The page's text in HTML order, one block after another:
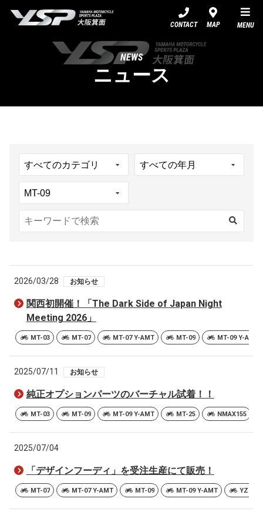
CONTACT MAP MENU
NEWS
ニュース
2026/03/28 お知らせ
関西初開催！「The Dark Side of Japan Night
Meeting 2026」
MT-03 MT-07 MT-07 Y-AMT MT-09 MT-09 Y-AMT
2025/07/11 お知らせ
純正オプションパーツのバーチャル試着！！
MT-03 MT-09 MT-09 Y-AMT MT-25 NMAX155
2025/07/04
「デザインフーディ」を受注生産にて販売！
MT-07 MT-07 Y-AMT MT-09 MT-09 Y-AMT YZF-R7